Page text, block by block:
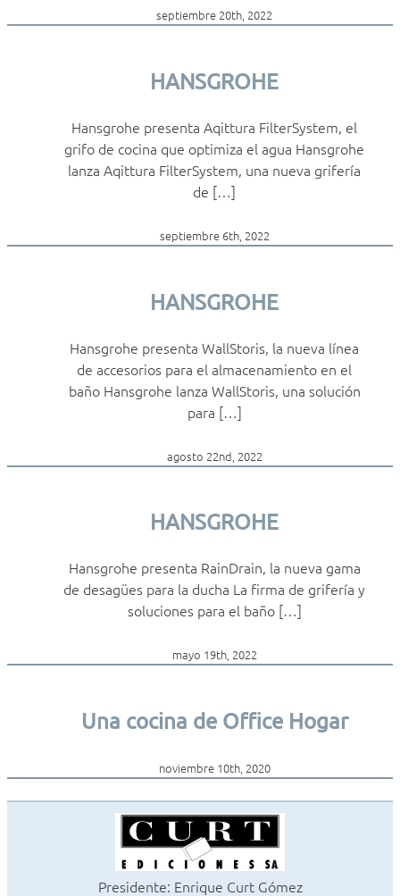
septiembre 20th, 2022
HANSGROHE
Hansgrohe presenta Aqittura FilterSystem, el
grifo de cocina que optimiza el agua Hansgrohe
lanza Aqittura FilterSystem, una nueva grifería
de […]
septiembre 6th, 2022
HANSGROHE
Hansgrohe presenta WallStoris, la nueva línea
de accesorios para el almacenamiento en el
baño Hansgrohe lanza WallStoris, una solución
para […]
agosto 22nd, 2022
HANSGROHE
Hansgrohe presenta RainDrain, la nueva gama
de desagües para la ducha La firma de grifería y
soluciones para el baño […]
mayo 19th, 2022
Una cocina de Office Hogar
noviembre 10th, 2020
Presidente: Enrique Curt Gómez